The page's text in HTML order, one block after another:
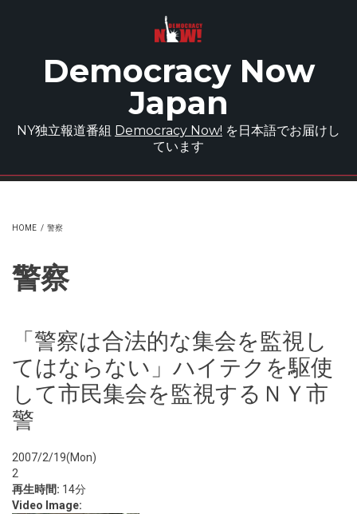
Democracy Now
Japan
NY独立報道番組 Democracy Now! を日本語でお届けし
ています
HOME / 警察
警察
「警察は合法的な集会を監視し
てはならない」ハイテクを駆使
して市民集会を監視するＮＹ市
警
2007/2/19(Mon)
2
再生時間: 14分
Video Image: